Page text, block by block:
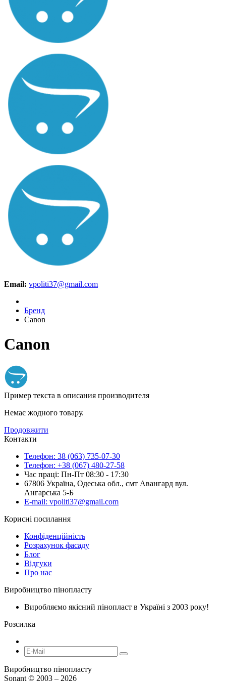
Email: vpoliti37@gmail.com
Бренд
Canon
Canon
Пример текста в описания производителя
Немає жодного товару.
Продовжити
Контакти
Телефон: 38 (063) 735-07-30
Телефон: +38 (067) 480-27-58
Час праці: Пн-Пт 08:30 - 17:30
67806 Україна, Одеська обл., смт Авангард вул.
Ангарська 5-Б
E-mail: vpoliti37@gmail.com
Корисні посилання
Конфіденційність
Розрахунок фасаду
Блог
Відгуки
Про нас
Виробництво пінопласту
Виробляємо якісний пінопласт в Україні з 2003 року!
Розсилка
Виробництво пінопласту
Sonant © 2003 – 2026